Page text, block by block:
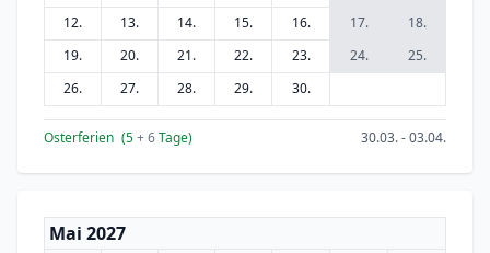
12.
13. 14. 15. 16. 17.
18.
19.
20. 21. 22. 23. 24.
25.
26.
27. 28. 29. 30.
Osterferien (5+ 6Tage) 30.03. - 03.04.
Mai 2027